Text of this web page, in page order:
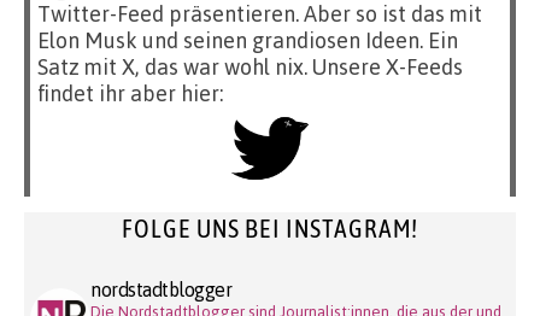
Twitter-Feed präsentieren. Aber so ist das mit
Elon Musk und seinen grandiosen Ideen. Ein
Satz mit X, das war wohl nix. Unsere X-Feeds
findet ihr aber hier:
FOLGE UNS BEI INSTAGRAM!
nordstadtblogger
Die Nordstadtblogger sind Journalist:innen, die aus der und